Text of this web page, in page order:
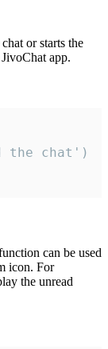
or starts the
app.
can be used
icon. For
the unread